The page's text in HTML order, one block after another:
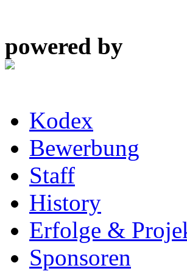
powered by
Kodex
Bewerbung
Staff
History
Erfolge &
Sponsoren